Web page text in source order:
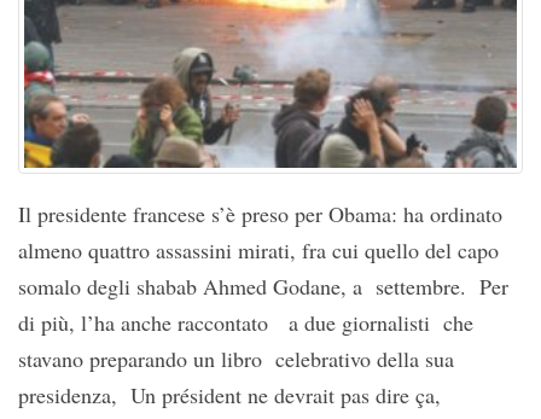
Il presidente francese s’è preso per Obama: ha ordinato
almeno quattro assassini mirati, fra cui quello del capo
somalo degli shabab Ahmed Godane, a settembre. Per
di più, l’ha anche raccontato a due giornalisti che
stavano preparando un libro celebrativo della sua
presidenza, Un président ne devrait pas dire ça,